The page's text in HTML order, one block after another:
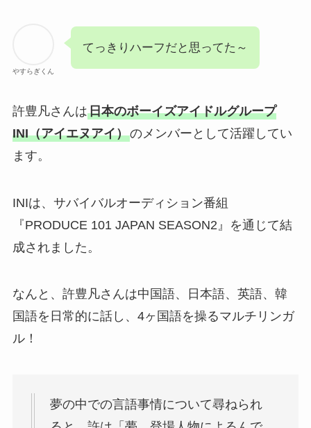
やすらぎくん
てっきりハーフだと思ってた～
許豊凡さんは日本のボーイズアイドルグループ
INI（アイエヌアイ）のメンバーとして活躍してい
ます。
INIは、サバイバルオーディション番組
『PRODUCE 101 JAPAN SEASON2』を通じて結
成されました。
なんと、許豊凡さんは中国語、日本語、英語、韓
国語を日常的に話し、4ヶ国語を操るマルチリンガ
ル！
夢の中での言語事情について尋ねられ